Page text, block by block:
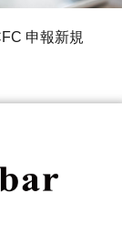
申報新規